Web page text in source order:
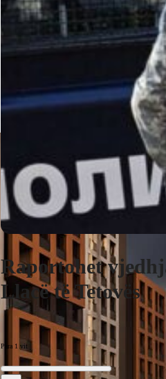
Raportohet
Llacë të Tetovës
Para 1 vit